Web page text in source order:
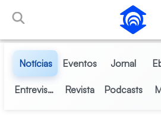
Pular para o Conteúdo principal
Notícias Eventos Jornal
Entrevistas Revista Podcasts